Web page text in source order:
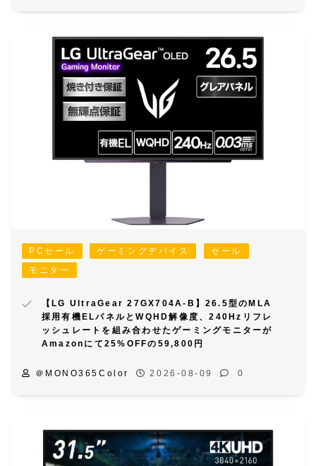
PCセール ゲーミングデバイス
セール
モニター
【LG UltraGear 27GX704A-B】26.5型のMLA
採用有機ELパネルとWQHD解像度、240Hzリフレ
ッシュレートを組み合わせたゲーミングモニターが
Amazonにて25%OFFの59,800円
＠MONO365Color 2026-08-09 0